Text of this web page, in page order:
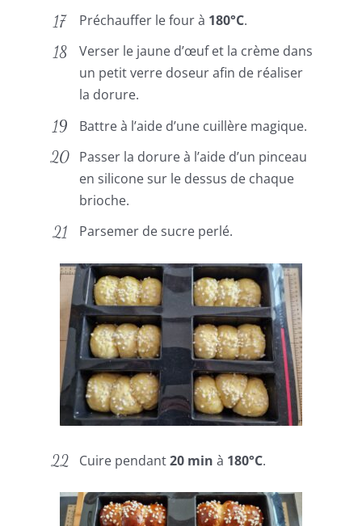
Préchauffer le four à 180°C.
Verser le jaune d’œuf et la crème dans
un petit verre doseur afin de réaliser
la dorure.
Battre à l’aide d’une cuillère magique.
Passer la dorure à l’aide d’un pinceau
en silicone sur le dessus de chaque
brioche.
Parsemer de sucre perlé.
Cuire pendant20 min à 180°C.